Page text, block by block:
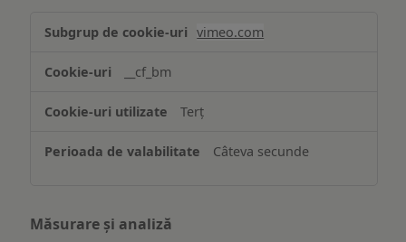
Asigurarea
funcționalităților
website-
ului
vimeo.com
__cf_bm
Terț
Câteva secunde
Măsurare și analiză